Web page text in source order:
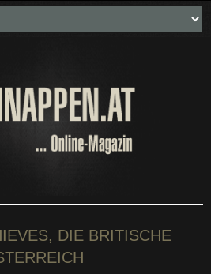
Beiträge
& Projekte
DIE BRITISCHE